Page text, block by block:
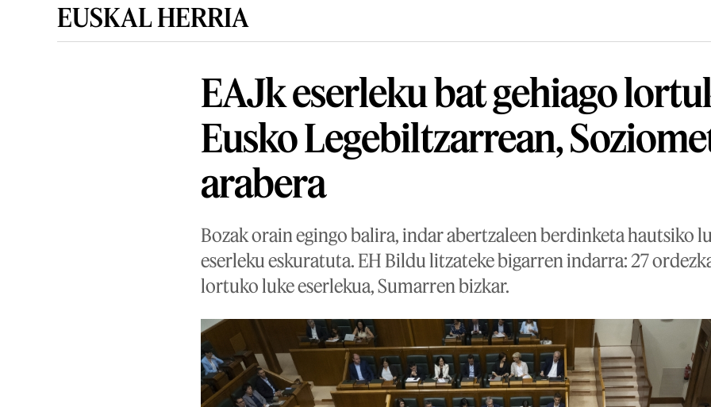
EUSKAL HERRIA
EAJk eserleku bat gehiago
Eusko Legebiltzarrean,
arabera
Bozak orain egingo balira, indar abertzaleen berdinketa hautsiko
eserleku eskuratuta. EH Bildu litzateke bigarren indarra: 27
lortuko luke eserlekua, Sumarren bizkar.